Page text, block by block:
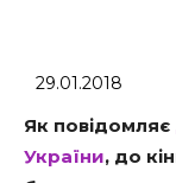
29.01.2018
Як повідомляє
України, до